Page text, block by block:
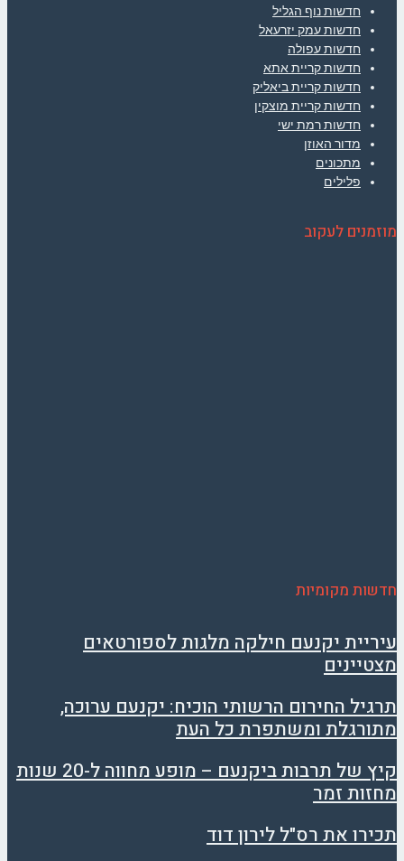
חדשות נוף הגליל
חדשות עמק יזרעאל
חדשות עפולה
חדשות קריית אתא
חדשות קריית ביאליק
חדשות קריית מוצקין
חדשות רמת ישי
מדור האוזן
מתכונים
פלילים
מוזמנים לעקוב
חדשות מקומיות
עיריית יקנעם חילקה מלגות לספורטאים
מצטיינים
תרגיל החירום הרשותי הוכיח: יקנעם ערוכה,
מתורגלת ומשתפרת כל העת
קיץ של תרבות ביקנעם – מופע מחווה ל-20 שנות
מחזות זמר
תכירו את רס"ל לירון דוד